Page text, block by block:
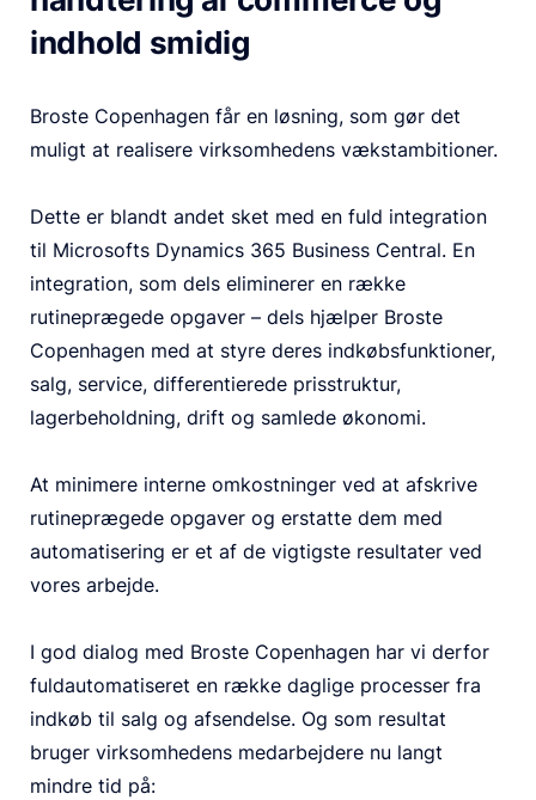
indhold smidig
Broste Copenhagen får en løsning, som gør det
muligt at realisere virksomhedens vækstambitioner.
Dette er blandt andet sket med en fuld integration
til Microsofts Dynamics 365 Business Central. En
integration, som dels eliminerer en række
rutineprægede opgaver – dels hjælper Broste
Copenhagen med at styre deres indkøbsfunktioner,
salg, service, differentierede prisstruktur,
lagerbeholdning, drift og samlede økonomi.
At minimere interne omkostninger ved at afskrive
rutineprægede opgaver og erstatte dem med
automatisering er et af de vigtigste resultater ved
vores arbejde.
I god dialog med Broste Copenhagen har vi derfor
fuldautomatiseret en række daglige processer fra
indkøb til salg og afsendelse. Og som resultat
bruger virksomhedens medarbejdere nu langt
mindre tid på: